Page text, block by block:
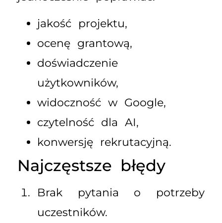
jakość projektu,
ocenę grantową,
doświadczenie
użytkowników,
widoczność w Google,
czytelność dla AI,
konwersję rekrutacyjną.
Najczęstsze błędy
Brak pytania o potrzeby
uczestników.